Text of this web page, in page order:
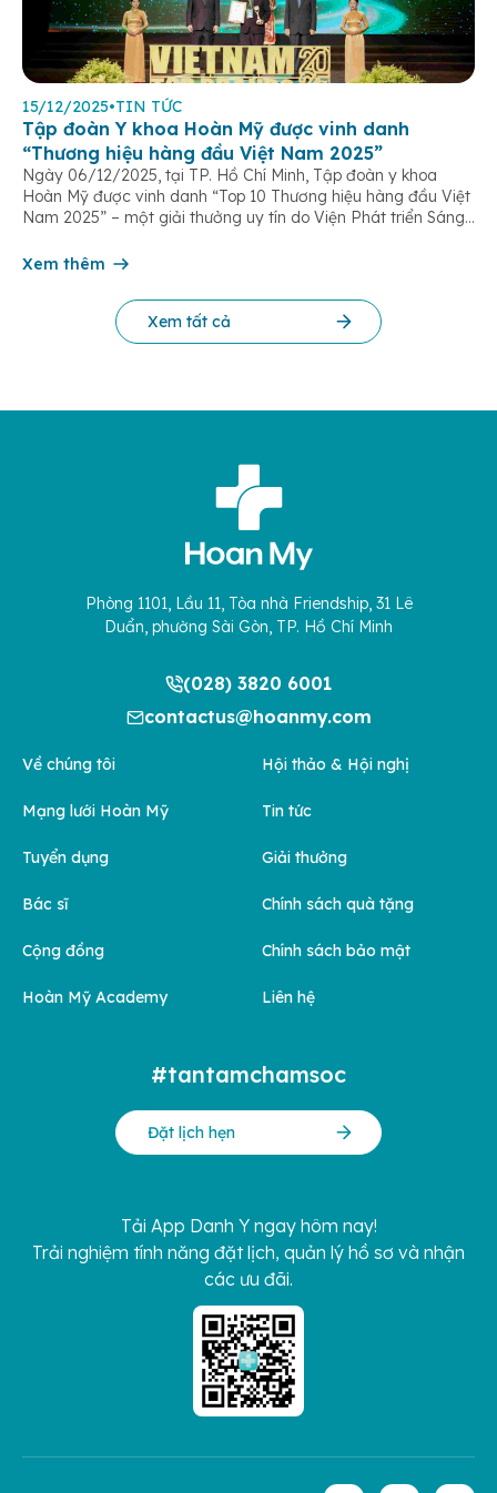
15/12/2025•TIN TỨC
Tập đoàn Y khoa Hoàn Mỹ được vinh danh
“Thương hiệu hàng đầu Việt Nam 2025”
Ngày 06/12/2025, tại TP. Hồ Chí Minh, Tập đoàn y khoa
Hoàn Mỹ được vinh danh “Top 10 Thương hiệu hàng đầu Việt
Nam 2025” – một giải thưởng uy tín do Viện Phát triển Sáng
cứu Phát triển Doanh nghiệp Châu Á […]
Xem thêm
Xem tất cả
Phòng 1101, Lầu 11, Tòa nhà Friendship, 31 Lê
Duẩn, phường Sài Gòn, TP. Hồ Chí Minh
(028) 3820 6001
contactus@hoanmy.com
Về chúng tôi
Mạng lưới Hoàn Mỹ
Tuyển dụng
Bác sĩ
Cộng đồng
Hoàn Mỹ Academy
Hội thảo & Hội nghị
Tin tức
Giải thưởng
Chính sách quà tặng
Chính sách bảo mật
Liên hệ
#tantamchamsoc
Đặt lịch hẹn
Tải App Danh Y ngay hôm nay!
Trải nghiệm tính năng đặt lịch, quản lý hồ sơ và nhận
các ưu đãi.